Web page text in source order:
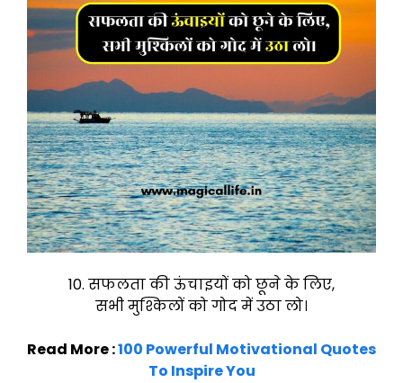
10. सफलता की ऊंचाइयों को छूने के लिए,
सभी मुश्किलों को गोद में उठा लो।
Read More :100 Powerful Motivational Quotes
To Inspire You